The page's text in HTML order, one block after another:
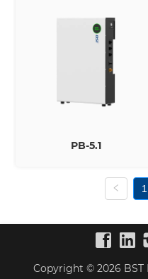
PB-5.1
1
Copyright © 2026 BST